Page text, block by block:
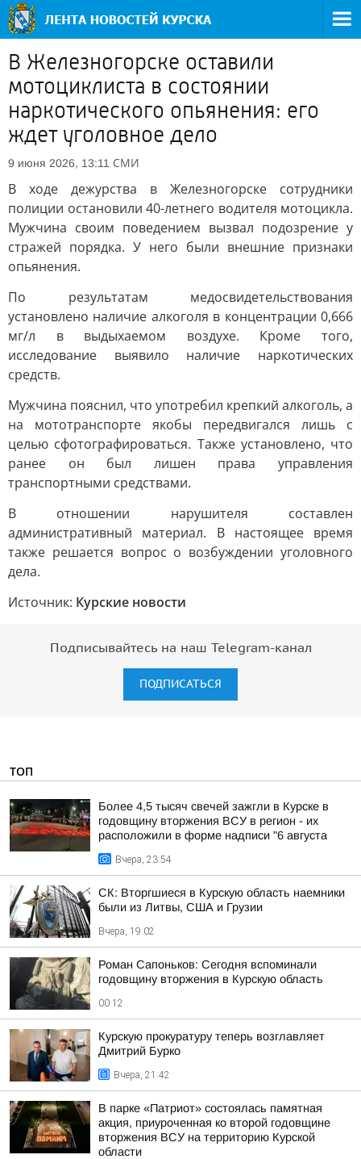
В Железногорске оставили
мотоциклиста в состоянии
наркотического опьянения: его
ждет уголовное дело
9 июня 2026, 13:11 СМИ
В ходе дежурства в Железногорске сотрудники
полиции остановили 40-летнего водителя мотоцикла.
Мужчина своим поведением вызвал подозрение у
стражей порядка. У него были внешние признаки
опьянения.
По результатам медосвидетельствования
установлено наличие алкоголя в концентрации 0,666
мг/л в выдыхаемом воздухе. Кроме того,
исследование выявило наличие наркотических
средств.
Мужчина пояснил, что употребил крепкий алкоголь, а
на мототранспорте якобы передвигался лишь с
целью сфотографироваться. Также установлено, что
ранее он был лишен права управления
транспортными средствами.
В отношении нарушителя составлен
административный материал. В настоящее время
также решается вопрос о возбуждении уголовного
дела.
Источник: Курские новости
Подписывайтесь на наш Telegram-канал
ПОДПИСАТЬСЯ
ТОП
Более 4,5 тысяч свечей зажгли в Курске в
годовщину вторжения ВСУ в регион - их
расположили в форме надписи "6 августа
Вчера, 23:54
СК: Вторгшиеся в Курскую область наемники
были из Литвы, США и Грузии
Вчера, 19:02
Роман Сапоньков: Сегодня вспоминали
годовщину вторжения в Курскую область
00:12
Курскую прокуратуру теперь возглавляет
Дмитрий Бурко
Вчера, 21:42
В парке «Патриот» состоялась памятная
акция, приуроченная ко второй годовщине
вторжения ВСУ на территорию Курской
области